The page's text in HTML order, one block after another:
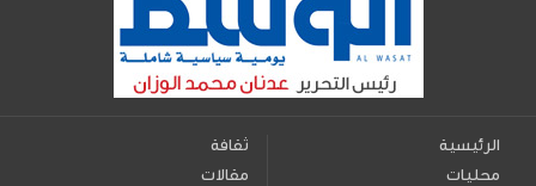
الرئيسية
محليات
ثقافة
مقالات